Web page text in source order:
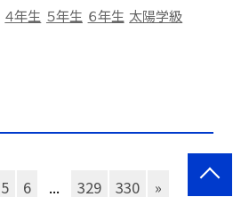
４年生 ５年生 ６年生 太陽学級
5 6 ... 329 330 »